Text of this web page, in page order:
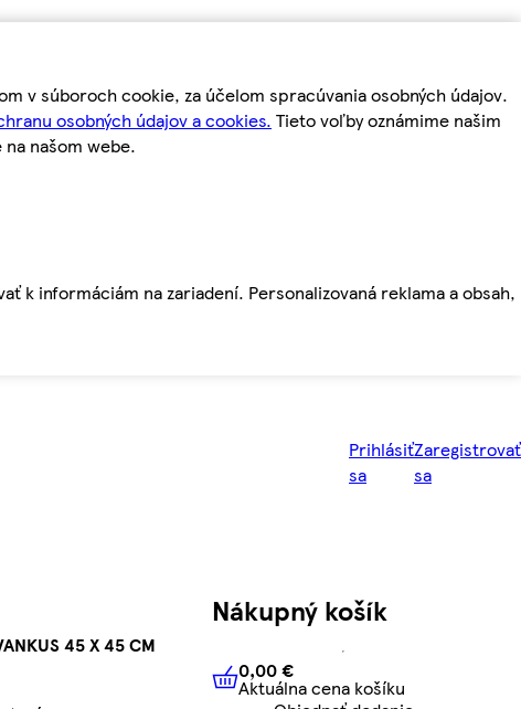
v súboroch cookie, za účelom spracúvania osobných údajov.
osobných údajov a cookies. Tieto voľby oznámime našim
našom webe.
k informáciám na zariadení. Personalizovaná reklama a obsah,
Prihlásiť
sa
Zaregistrovať
sa
45 X 45 CM
Nákupný košík
0,00 € Aktuálna cena košíku
0,00 €
Aktuálna cena košíku